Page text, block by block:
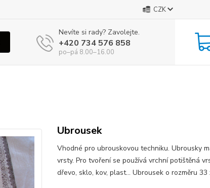
CZK
Nevíte si rady? Zavolejte.
+420 734 576 858
po–pá 8.00–16.00
Ubrousek
Vhodné pro ubrouskovou techniku. Ubrousky
vrsty. Pro tvoření se používá vrchní potištěná
dřevo, sklo, kov, plast... Ubrousek o rozměru 33